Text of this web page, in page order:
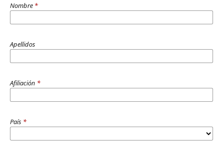
Nombre *
Apellidos
Afiliación *
País *